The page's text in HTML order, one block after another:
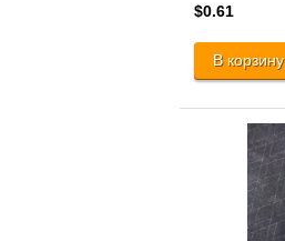
$0.61
В корзину